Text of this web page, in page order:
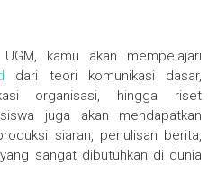
kamu akan mempelajari
dari teori komunikasi dasar,
organisasi, hingga riset
juga akan mendapatkan
siaran, penulisan berita,
sangat dibutuhkan di dunia